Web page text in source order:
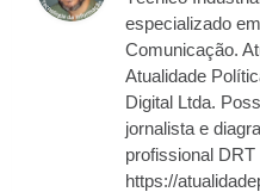
especializado
Comunicação.
Atualidade
Digital Ltda.
jornalista e
profissional
https://